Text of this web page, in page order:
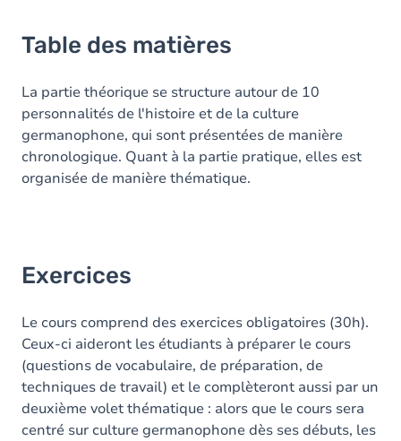
Table des matières
La partie théorique se structure autour de 10
personnalités de l'histoire et de la culture
germanophone, qui sont présentées de manière
chronologique. Quant à la partie pratique, elles est
organisée de manière thématique.
Exercices
Le cours comprend des exercices obligatoires (30h).
Ceux-ci aideront les étudiants à préparer le cours
(questions de vocabulaire, de préparation, de
techniques de travail) et le complèteront aussi par un
deuxième volet thématique : alors que le cours sera
centré sur culture germanophone dès ses débuts, les